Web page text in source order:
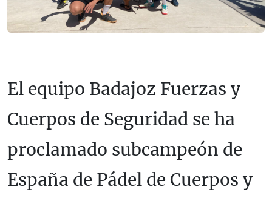
El equipo Badajoz Fuerzas y
Cuerpos de Seguridad se ha
proclamado subcampeón de
España de Pádel de Cuerpos y